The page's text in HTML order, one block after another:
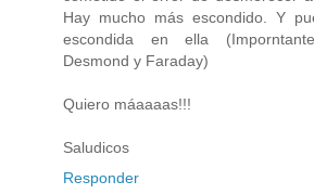
Hay mucho más escondido. Y
escondida en ella
Desmond y Faraday)
Quiero máaaaas!!!
Saludicos
Responder